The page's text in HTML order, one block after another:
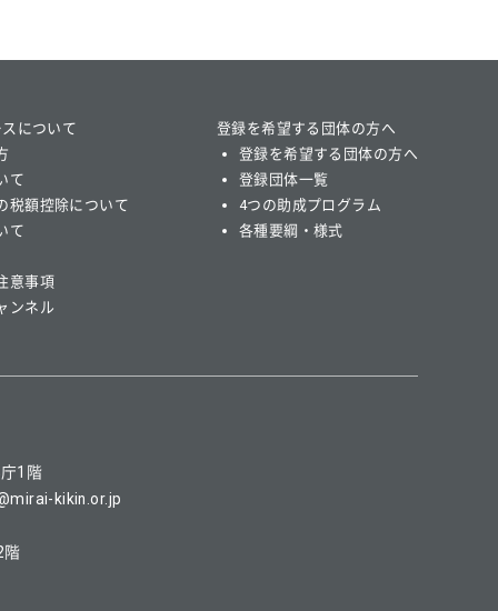
について
て
税額控除について
て
意事項
ンネル
登録を希望する団体の方へ
登録を希望する団体の方へ
登録団体一覧
4つの助成プログラム
各種要綱・様式
1階
kikin.or.jp
階